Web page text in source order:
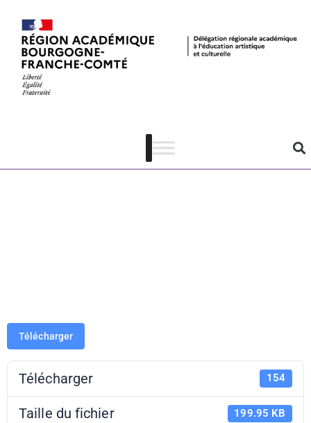
AAP DRAC-
DRAEAC 24-
25 – Format
Télécharger
Télécharger 154
Taille du fichier 199.95 KB